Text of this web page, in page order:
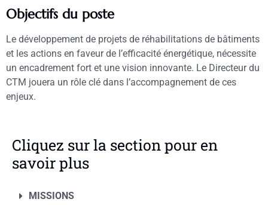
Objectifs du poste
Le développement de projets de réhabilitations de bâtiments
et les actions en faveur de l’efficacité énergétique, nécessite
un encadrement fort et une vision innovante. Le Directeur du
CTM jouera un rôle clé dans l’accompagnement de ces
enjeux.
Cliquez sur la section pour en
savoir plus
MISSIONS